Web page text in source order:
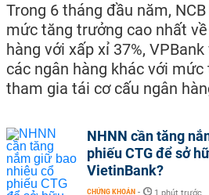
Trong 6 tháng đầu năm,
mức tăng trưởng cao nhất
hàng với xấp xỉ 37%,
các ngân hàng khác với
tham gia tái cơ cấu ngân
NHNN cần tăng
phiếu CTG để sở
VietinBank?
CHỨNG KHOÁN -